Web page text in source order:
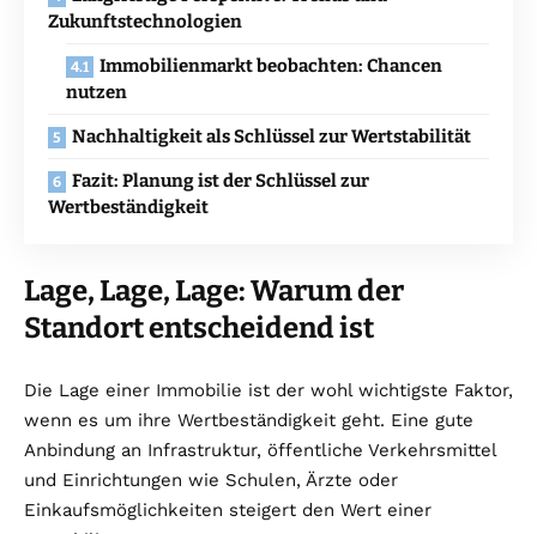
Zukunftstechnologien
Immobilienmarkt beobachten: Chancen
nutzen
Nachhaltigkeit als Schlüssel zur Wertstabilität
Fazit: Planung ist der Schlüssel zur
Wertbeständigkeit
Lage, Lage, Lage: Warum der
Standort entscheidend ist
Die Lage einer Immobilie ist der wohl wichtigste Faktor,
wenn es um ihre Wertbeständigkeit geht. Eine gute
Anbindung an Infrastruktur, öffentliche Verkehrsmittel
und Einrichtungen wie Schulen, Ärzte oder
Einkaufsmöglichkeiten steigert den Wert einer